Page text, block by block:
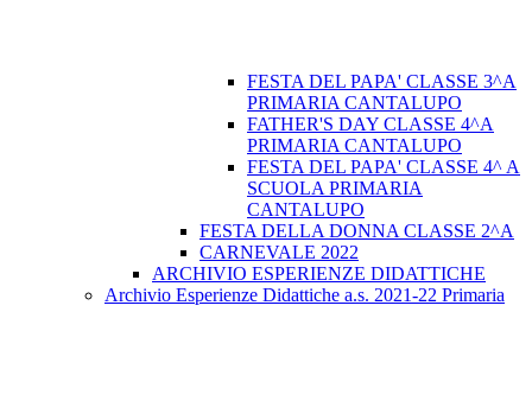
FESTA DEL PAPA' CLASSE 3^A
PRIMARIA CANTALUPO
FATHER'S DAY CLASSE 4^A
PRIMARIA CANTALUPO
FESTA DEL PAPA' CLASSE 4^ A
SCUOLA PRIMARIA
CANTALUPO
FESTA DELLA DONNA CLASSE 2^A
CARNEVALE 2022
ARCHIVIO ESPERIENZE DIDATTICHE
Archivio Esperienze Didattiche a.s. 2021-22 Primaria